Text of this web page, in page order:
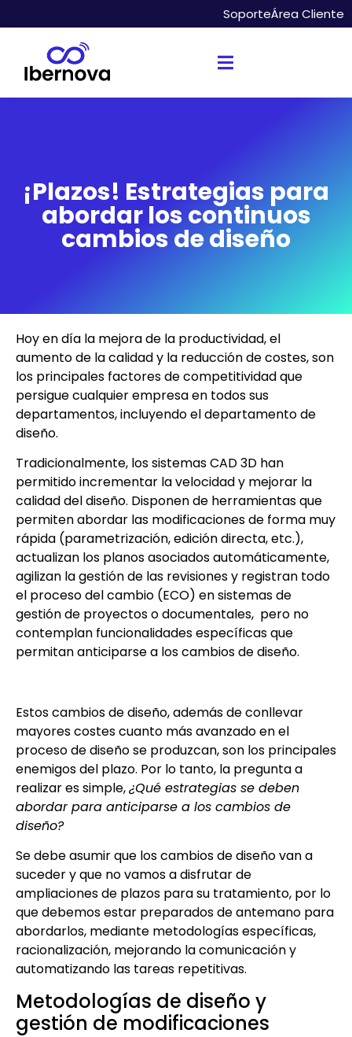
SoporteÁrea Cliente
¡Plazos! Estrategias para
abordar los continuos
cambios de diseño
Hoy en día la mejora de la productividad, el
aumento de la calidad y la reducción de costes, son
los principales factores de competitividad que
persigue cualquier empresa en todos sus
departamentos, incluyendo el departamento de
diseño.
Tradicionalmente, los sistemas CAD 3D han
permitido incrementar la velocidad y mejorar la
calidad del diseño. Disponen de herramientas que
permiten abordar las modificaciones de forma muy
rápida (parametrización, edición directa, etc.),
actualizan los planos asociados automáticamente,
agilizan la gestión de las revisiones y registran todo
el proceso del cambio (ECO) en sistemas de
gestión de proyectos o documentales, pero no
contemplan funcionalidades específicas que
permitan anticiparse a los cambios de diseño.
Estos cambios de diseño, además de conllevar
mayores costes cuanto más avanzado en el
proceso de diseño se produzcan, son los principales
enemigos del plazo. Por lo tanto, la pregunta a
realizar es simple,¿Qué estrategias se deben
abordar para anticiparse a los cambios de
diseño?
Se debe asumir que los cambios de diseño van a
suceder y que no vamos a disfrutar de
ampliaciones de plazos para su tratamiento, por lo
que debemos estar preparados de antemano para
abordarlos, mediante metodologías específicas,
racionalización, mejorando la comunicación y
automatizando las tareas repetitivas.
Metodologías de diseño y
gestión de modificaciones